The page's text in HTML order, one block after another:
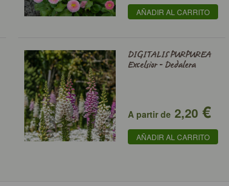
AÑADIR AL CARRITO
DIGITALIS PURPUREA
Excelsior - Dedalera
A partir de2,20€
AÑADIR AL CARRITO